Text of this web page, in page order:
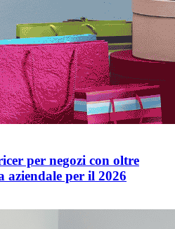
per negozi con oltre
aziendale per il 2026